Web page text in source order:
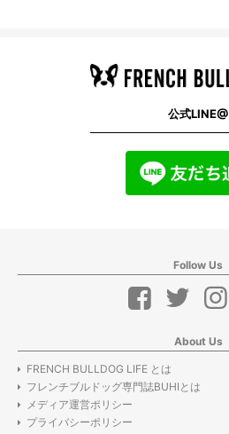
公式LINE@
Follow Us
About Us
FRENCH BULLDOG LIFE とは
フレンチブルドッグ専門誌BUHIとは
メディア運営ポリシー
プライバシーポリシー